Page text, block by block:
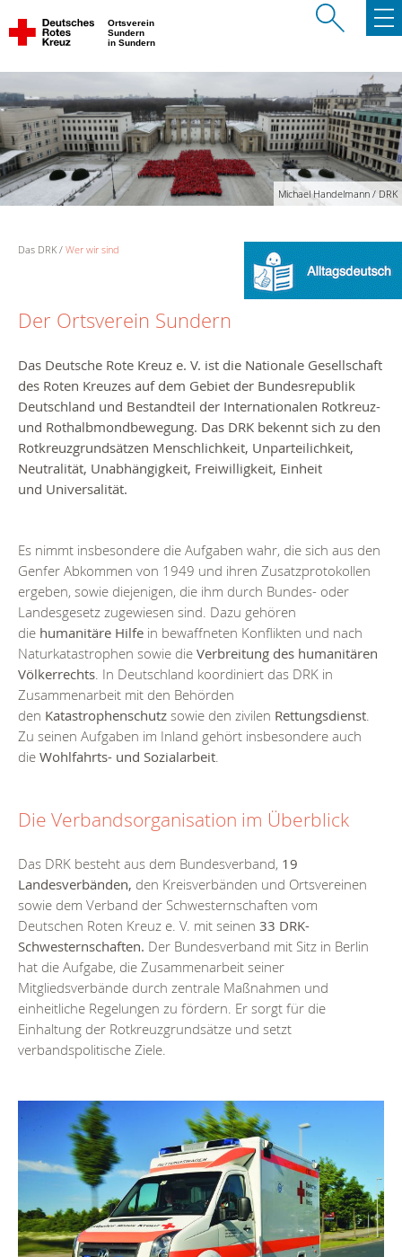
Ortsverein
Sundern
in Sundern
Michael Handelmann / DRK
Das DRK Wer wir sind
Der Ortsverein Sundern
Das Deutsche Rote Kreuz e. V. ist die Nationale Gesellschaft
des Roten Kreuzes auf dem Gebiet der Bundesrepublik
Deutschland und Bestandteil der Internationalen Rotkreuz-
und Rothalbmondbewegung. Das DRK bekennt sich zu den
Rotkreuzgrundsätzen Menschlichkeit, Unparteilichkeit,
Neutralität, Unabhängigkeit, Freiwilligkeit, Einheit
und Universalität.
Es nimmt insbesondere die Aufgaben wahr, die sich aus den
Genfer Abkommen von 1949 und ihren Zusatzprotokollen
ergeben, sowie diejenigen, die ihm durch Bundes- oder
Landesgesetz zugewiesen sind. Dazu gehören
die humanitäre Hilfe in bewaffneten Konflikten und nach
Naturkatastrophen sowie die Verbreitung des humanitären
Völkerrechts. In Deutschland koordiniert das DRK in
Zusammenarbeit mit den Behörden
den Katastrophenschutz sowie den zivilen Rettungsdienst.
Zu seinen Aufgaben im Inland gehört insbesondere auch
die Wohlfahrts- und Sozialarbeit.
Die Verbandsorganisation im Überblick
Das DRK besteht aus dem Bundesverband, 19
Landesverbänden, den Kreisverbänden und Ortsvereinen
sowie dem Verband der Schwesternschaften vom
Deutschen Roten Kreuz e. V. mit seinen 33 DRK-
Schwesternschaften. Der Bundesverband mit Sitz in Berlin
hat die Aufgabe, die Zusammenarbeit seiner
Mitgliedsverbände durch zentrale Maßnahmen und
einheitliche Regelungen zu fördern. Er sorgt für die
Einhaltung der Rotkreuzgrundsätze und setzt
verbandspolitische Ziele.